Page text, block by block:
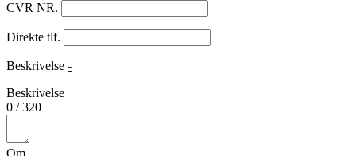
CVR NR.
Direkte tlf.
Beskrivelse -
Beskrivelse
0 /320
Om